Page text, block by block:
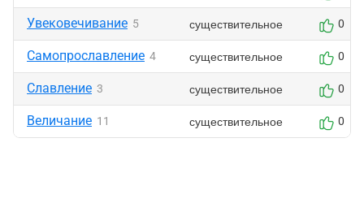
Увековечивание 5 существительное 0
Самопрославление 4 существительное 0
Славление 3 существительное 0
Величание 11 существительное 0